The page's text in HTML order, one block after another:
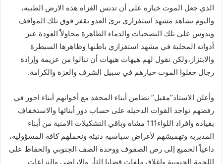
الذي جعل الموت خياره على أن تدنس الغزاه هذه الارض الطيبه،
واليوم نشاهد مشهد استفزازي نرئ العدو يقفز فوق تلك المواقف
ويدوس على تلك التضحيات والدماء الطاهرة محاولاً العودة عبر
أدواته المحلية في مشهد استفزازي باطنها وظاهرها السيطرة
والابتزاز،ولكن نقول لهم هيهات هيهات أن تنالوا من عزيمة وإرادة
رجال جعلوا الموت خيارهم في سبيل الشرف والعزة والكرامة.
وأعلن الاستاذ”مقبل” تضامن أبناء المحفد مع أخوانهم أبناء احور في
رفضهم تواجد القوات الدخيله على حساب دور أبنائها والاستخفاف
بقيادة وافراد اللواء111 مشاه وباقي التشكيلات الامنية من أبناء
المديرية وتهميشهم لأغراض سياسية دنيئة ونحملهم كافة المسؤولية،
داعياً الجميع إلى رص الصفوف ووحدة الصف الجنوبي والحفاظ على
اللحمة الجنوبية وإغلاق ملفات قضايا الثأر والاراضي والنزاعات